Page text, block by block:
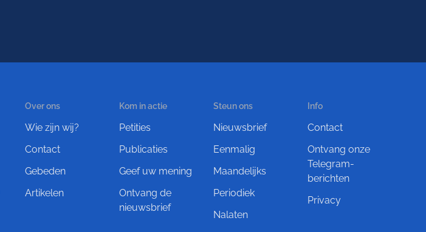
Over ons
Wie zijn wij?
Contact
Gebeden
Artikelen
Kom in actie
Petities
Publicaties
Geef uw mening
Ontvang de
nieuwsbrief
Steun ons
Nieuwsbrief
Eenmalig
Maandelijks
Periodiek
Nalaten
Info
Contact
Ontvang onze
Telegram-
berichten
Privacy